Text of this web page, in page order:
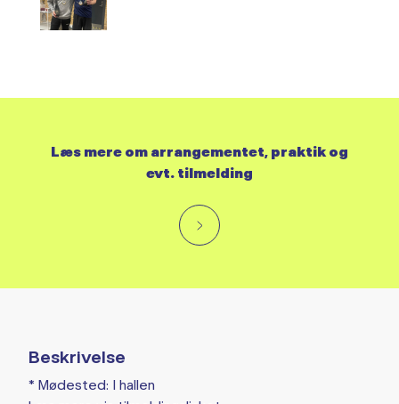
Beskrivelse
* Mødested: I hallen
Læs mere om arrangementet, praktik og
evt. tilmelding